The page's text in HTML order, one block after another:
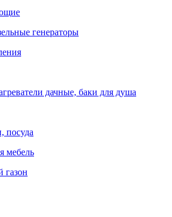
генераторы
дачные, баки для душа
посуда
мебель
газон